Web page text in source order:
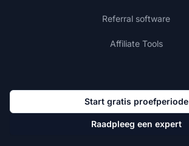
Referral software
Affiliate Tools
Start gratis proefperiode
Raadpleeg een expert